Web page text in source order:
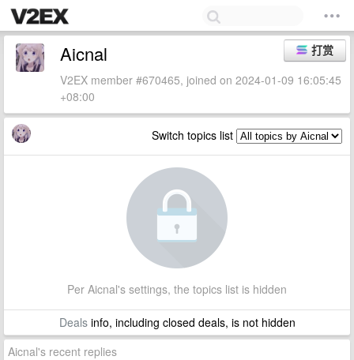
打赏
Aicnal
V2EX member #670465, joined on 2024-01-09 16:05:45
+08:00
Switch topics list
Per Aicnal's settings, the topics list is hidden
Dealsinfo, including closed deals, is not hidden
Aicnal's recent replies